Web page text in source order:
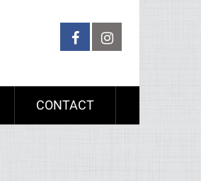
CONTACT